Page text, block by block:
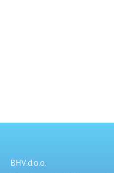
BHV.d.o.o.